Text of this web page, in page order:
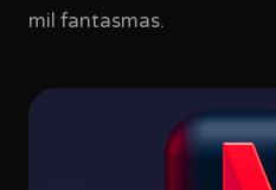
mil fantasmas.